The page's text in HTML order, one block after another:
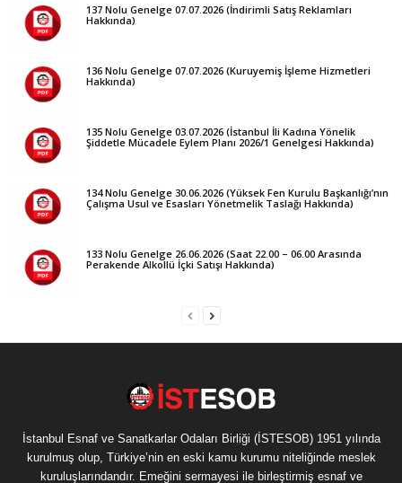
137 Nolu Genelge 07.07.2026 (İndirimli Satış Reklamları
Hakkında)
136 Nolu Genelge 07.07.2026 (Kuruyemiş İşleme Hizmetleri
Hakkında)
135 Nolu Genelge 03.07.2026 (İstanbul İli Kadına Yönelik
Şiddetle Mücadele Eylem Planı 2026/1 Genelgesi Hakkında)
134 Nolu Genelge 30.06.2026 (Yüksek Fen Kurulu Başkanlığı’nın
Çalışma Usul ve Esasları Yönetmelik Taslağı Hakkında)
133 Nolu Genelge 26.06.2026 (Saat 22.00 – 06.00 Arasında
Perakende Alkollü İçki Satışı Hakkında)
İstanbul Esnaf ve Sanatkarlar Odaları Birliği (İSTESOB) 1951 yılında
kurulmuş olup, Türkiye’nin en eski kamu kurumu niteliğinde meslek
kuruluşlarındandır. Emeğini sermayesi ile birleştirmiş esnaf ve